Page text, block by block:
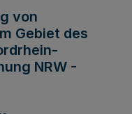
von
Gebiet des
NRW -